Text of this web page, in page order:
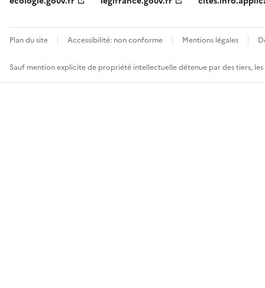
Plan du site Accessibilité: non conforme Mentions légales
Sauf mention explicite de propriété intellectuelle détenue par des tiers,